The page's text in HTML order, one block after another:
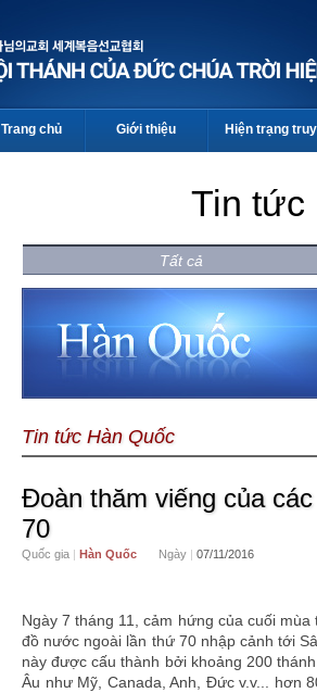
Trang chủ Giới thiệu Hiện trạng
Tin tức
Tất cả
Tin tức Hàn Quốc
Đoàn thăm viếng của
70
Quốc gia | Hàn Quốc Ngày | 07/11/2016
Ngày 7 tháng 11, cảm hứng của cuối
đồ nước ngoài lần thứ 70 nhập cảnh tới
này được cấu thành bởi khoảng 200
Âu như Mỹ, Canada, Anh, Đức v.v... hơn